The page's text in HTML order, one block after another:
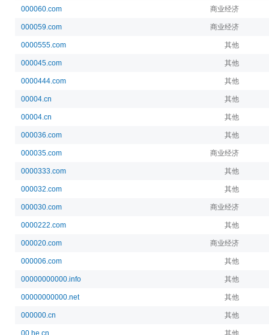
000060.com 商业经济
000059.com 商业经济
0000555.com 其他
000045.com 其他
0000444.com 其他
00004.cn 其他
00004.cn 其他
000036.com 其他
000035.com 商业经济
0000333.com 其他
000032.com 其他
000030.com 商业经济
0000222.com 其他
000020.com 商业经济
000006.com 其他
00000000000.info 其他
00000000000.net 其他
000000.cn 其他
00.he.cn 其他